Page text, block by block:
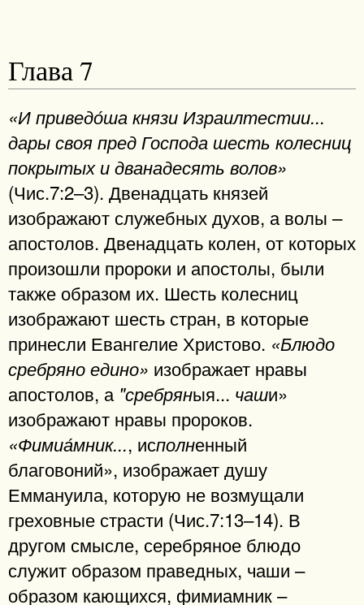
Глава 7
«И приведо́ша князи Израилтестии...
дары своя пред Господа шесть колесниц
покрытых и дванадесять волов»
(Чис.7:2–3). Двенадцать князей
изображают служебных духов, а волы –
апостолов. Двенадцать колен, от которых
произошли пророки и апостолы, были
также образом их. Шесть колесниц
изображают шесть стран, в которые
принесли Евангелие Христово. «Блюдо
сребряно едино» изображает нравы
апостолов, а "сребряныя... чаши»
изображают нравы пророков.
«Фимиа́мник..., исполненный
благовоний», изображает душу
Еммануила, которую не возмущали
греховные страсти (Чис.7:13–14). В
другом смысле, серебряное блюдо
служит образом праведных, чаши –
образом кающихся, фимиамник –